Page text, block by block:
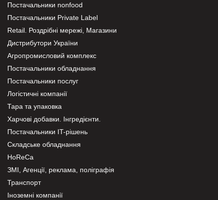
Постачальники nonfood
Постачальники Private Label
Retail. Роздрібні мережі, Магазини
Дистрибутори України
Агропромисловий комплекс
Постачальники обладнання
Постачальники послуг
Логістичні компанії
Тара та упаковка
Харчові добавки. Інгредієнти.
Постачальники IT-рішень
Складське обладнання
HoReCa
ЗМІ, Агенції, реклама, поліграфія
Транспорт
Іноземні компанії